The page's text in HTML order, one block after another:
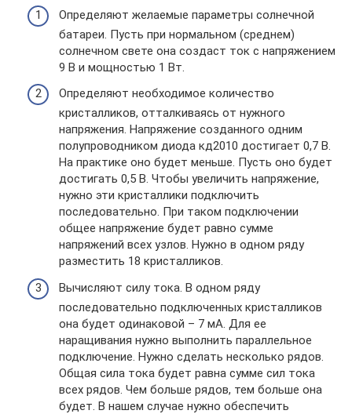
Определяют желаемые параметры солнечной
батареи. Пусть при нормальном (среднем)
солнечном свете она создаст ток с напряжением
9 В и мощностью 1 Вт.
Определяют необходимое количество
кристалликов, отталкиваясь от нужного
напряжения. Напряжение созданного одним
полупроводником диода кд2010 достигает 0,7 В.
На практике оно будет меньше. Пусть оно будет
достигать 0,5 В. Чтобы увеличить напряжение,
нужно эти кристаллики подключить
последовательно. При таком подключении
общее напряжение будет равно сумме
напряжений всех узлов. Нужно в одном ряду
разместить 18 кристалликов.
Вычисляют силу тока. В одном ряду
последовательно подключенных кристалликов
она будет одинаковой – 7 мА. Для ее
наращивания нужно выполнить параллельное
подключение. Нужно сделать несколько рядов.
Общая сила тока будет равна сумме сил тока
всех рядов. Чем больше рядов, тем больше она
будет. В нашем случае нужно обеспечить